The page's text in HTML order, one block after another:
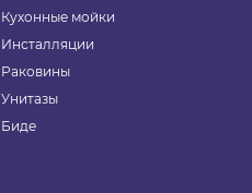
Кухонные мойки
Инсталляции
Раковины
Унитазы
Биде